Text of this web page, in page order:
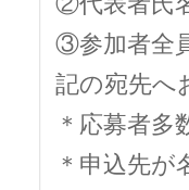
③参加者全
記の宛先へ
＊応募者
＊申込先